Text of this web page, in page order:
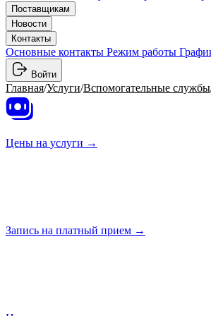
Поставщикам
Новости
Контакты
Основные контакты Режим работы
Войти
Главная/Услуги/Вспомогательные службы
Цены на услуги →
Запись на платный прием →